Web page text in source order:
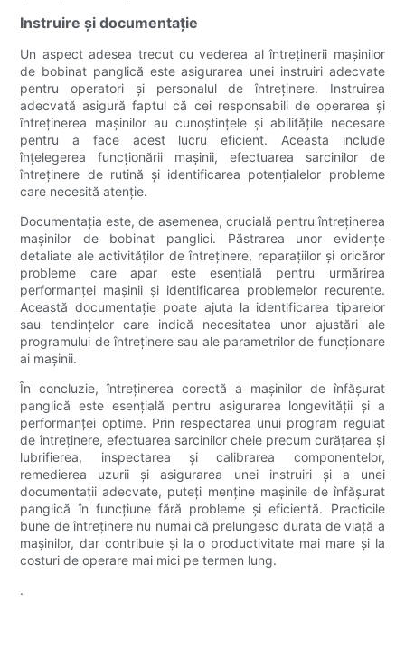
Instruire și documentație
Un aspect adesea trecut cu vederea al întreținerii mașinilor
de bobinat panglică este asigurarea unei instruiri adecvate
pentru operatori și personalul de întreținere. Instruirea
adecvată asigură faptul că cei responsabili de operarea și
întreținerea mașinilor au cunoștințele și abilitățile necesare
pentru a face acest lucru eficient. Aceasta include
înțelegerea funcționării mașinii, efectuarea sarcinilor de
întreținere de rutină și identificarea potențialelor probleme
care necesită atenție.
Documentația este, de asemenea, crucială pentru întreținerea
mașinilor de bobinat panglici. Păstrarea unor evidențe
detaliate ale activităților de întreținere, reparațiilor și oricăror
probleme care apar este esențială pentru urmărirea
performanței mașinii și identificarea problemelor recurente.
Această documentație poate ajuta la identificarea tiparelor
sau tendințelor care indică necesitatea unor ajustări ale
programului de întreținere sau ale parametrilor de funcționare
ai mașinii.
În concluzie, întreținerea corectă a mașinilor de înfășurat
panglică este esențială pentru asigurarea longevității și a
performanței optime. Prin respectarea unui program regulat
de întreținere, efectuarea sarcinilor cheie precum curățarea și
lubrifierea, inspectarea și calibrarea componentelor,
remedierea uzurii și asigurarea unei instruiri și a unei
documentații adecvate, puteți menține mașinile de înfășurat
panglică în funcțiune fără probleme și eficientă. Practicile
bune de întreținere nu numai că prelungesc durata de viață a
mașinilor, dar contribuie și la o productivitate mai mare și la
costuri de operare mai mici pe termen lung.
.